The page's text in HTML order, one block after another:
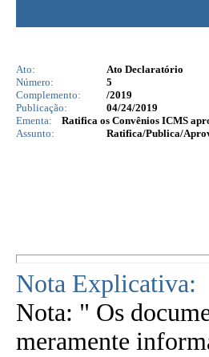
Ato:
Ato Declaratório
Número:
5
Complemento:
/2019
Publicação:
04/24/2019
Ementa:
Ratifica os Convênios ICMS
Assunto:
Ratifica/Publica/
Nota Explicativa:
Nota: " Os
meramente